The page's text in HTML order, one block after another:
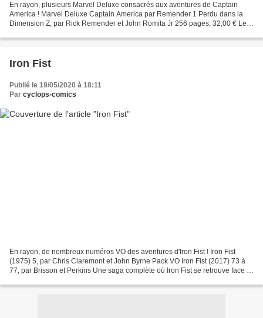
En rayon, plusieurs Marvel Deluxe consacrés aux aventures de Captain
America ! Marvel Deluxe Captain America par Remender 1 Perdu dans la
Dimension Z, par Rick Remender et John Romita Jr 256 pages, 32,00 € Le
Iron Fist
Publié le 19/05/2020 à 18:11
Par cyclops-comics
En rayon, de nombreux numéros VO des aventures d'Iron Fist ! Iron Fist
(1975) 5, par Chris Claremont et John Byrne Pack VO Iron Fist (2017) 73 à
77, par Brisson et Perkins Une saga complète où Iron Fist se retrouve face à